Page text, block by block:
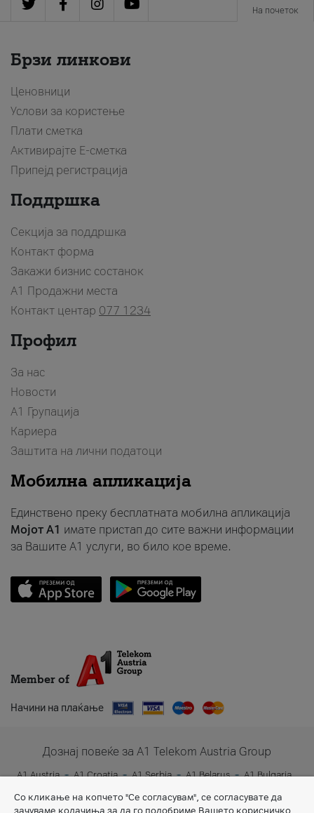
На почеток
Брзи линкови
Ценовници
Услови за користење
Плати сметка
Активирајте Е-сметка
Припејд регистрација
Поддршка
Секција за поддршка
Контакт форма
Закажи бизнис состанок
A1 Продажни места
Контакт центар 077 1234
Профил
За нас
Новости
А1 Групација
Кариера
Заштита на лични податоци
Мобилна апликација
Единствено преку бесплатната мобилна апликација
Мојот A1 имате пристап до сите важни информации
за Вашите A1 услуги, во било кое време.
Member of
Начини на плаќање
Дознај повеќе за A1 Telekom Austria Group
A1 Austria A1 Croatia A1 Serbia A1 Belarus
A1 Bulgaria
Со кликање на копчето "Се согласувам", се согласувате да
зачуваме колачиња за да го подобриме Вашето корисничко